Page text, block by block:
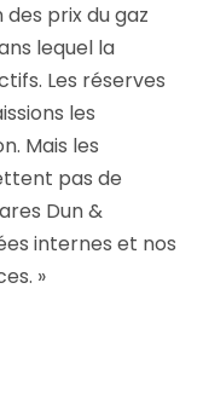
prix du gaz
lequel la
Les réserves
les
Mais les
pas de
Dun &
internes et nos
»